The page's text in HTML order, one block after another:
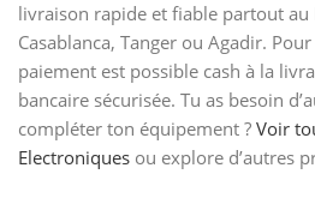
livraison rapide et fiable partout au
Casablanca, Tanger ou Agadir.
paiement est possible cash à la
bancaire sécurisée. Tu as besoin
compléter ton équipement ? Voir
Electroniques ou explore d’autres